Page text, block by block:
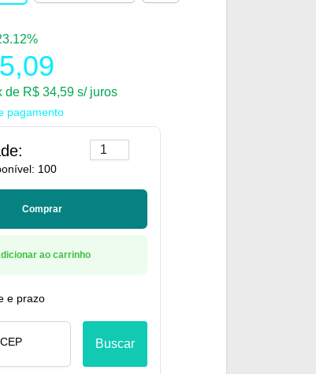
de R$ 34,59 s/ juros
pagamento
100
Comprar
ao carrinho
e prazo
Buscar